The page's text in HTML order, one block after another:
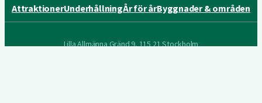
AttraktionerUnderhållningÅr för årByggnader & områden
Lilla Allmänna Gränd 9, 115 21 Stockholm